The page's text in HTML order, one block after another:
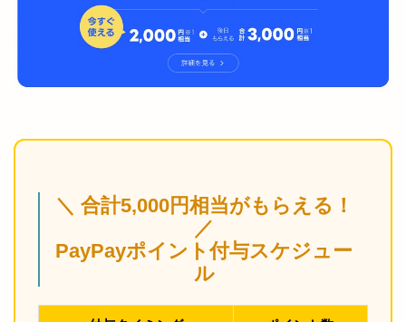
＼ 合計5,000円相当がもらえる！
／
PayPayポイント付与スケジュー
ル